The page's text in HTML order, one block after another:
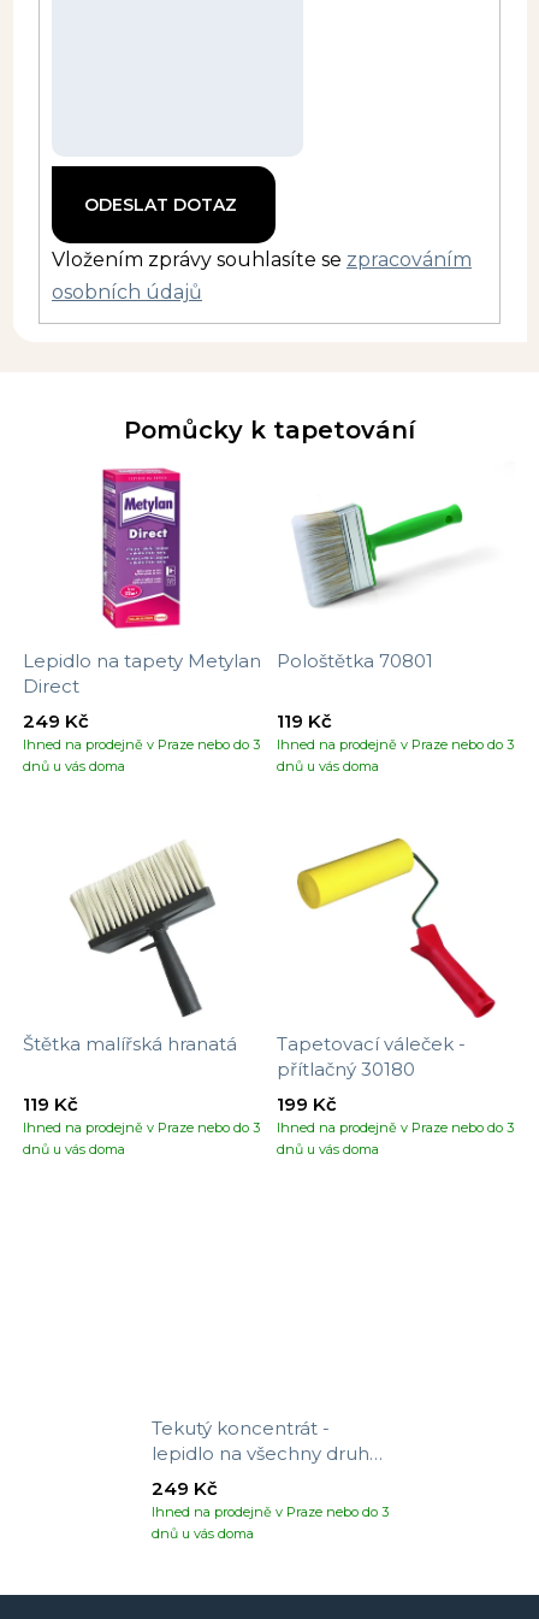
Vložením zprávy souhlasíte se zpracováním
osobních údajů
Pomůcky k tapetování
Lepidlo na tapety Metylan
Direct
Ihned na prodejně v Praze nebo do 3
dnů u vás doma
249 Kč
Pološtětka 70801
Ihned na prodejně v Praze nebo do 3
dnů u vás doma
119 Kč
Štětka malířská hranatá
Ihned na prodejně v Praze nebo do 3
dnů u vás doma
119 Kč
Tapetovací váleček -
přítlačný 30180
Ihned na prodejně v Praze nebo do 3
dnů u vás doma
199 Kč
Tekutý koncentrát -
lepidlo na všechny druhy
tapet
Ihned na prodejně v Praze nebo do 3
dnů u vás doma
249 Kč